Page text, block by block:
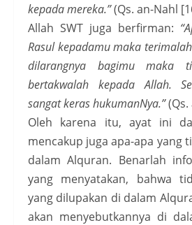
kepada mereka.”(Qs. an-Nahl
Allah SWT juga berfirman:
Rasul kepadamu maka
dilarangnya bagimu maka
bertakwalah kepada Allah.
sangat keras hukumanNya.”(Qs.
Oleh karena itu, ayat ini
mencakup juga apa-apa yang
dalam Alquran. Benarlah
yang menyatakan, bahwa
yang dilupakan di dalam
akan menyebutkannya di